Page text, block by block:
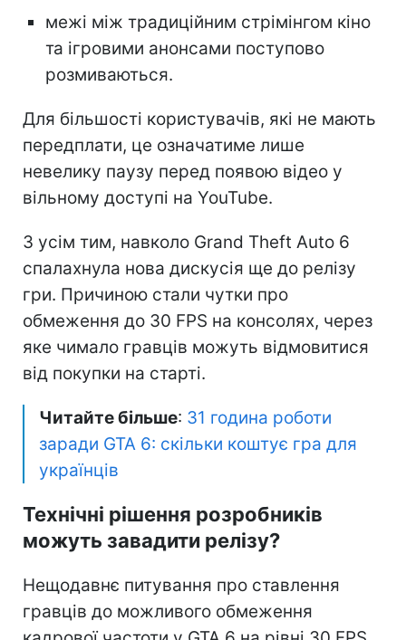
межі між традиційним стрімінгом кіно
та ігровими анонсами поступово
розмиваються.
Для більшості користувачів, які не мають
передплати, це означатиме лише
невелику паузу перед появою відео у
вільному доступі на YouTube.
З усім тим, навколо Grand Theft Auto 6
спалахнула нова дискусія ще до релізу
гри. Причиною стали чутки про
обмеження до 30 FPS на консолях, через
яке чимало гравців можуть відмовитися
від покупки на старті.
Читайте більше: 31 година роботи
заради GTA 6: скільки коштує гра для
українців
Технічні рішення розробників
можуть завадити релізу?
Нещодавнє питування про ставлення
гравців до можливого обмеження